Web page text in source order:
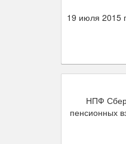
19 июля 2015
НПФ
пенсионных